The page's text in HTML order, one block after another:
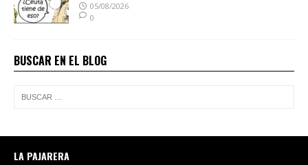
05/08/2026
0
BUSCAR EN EL BLOG
LA PAJARERA